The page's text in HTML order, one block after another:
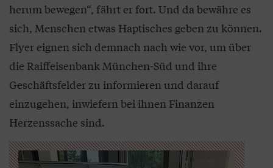
herum bewegen“, fährt er fort. Und da bewähre es
sich, Menschen etwas Haptisches geben zu können.
Flyer eignen sich demnach nach wie vor, um über
die Raiffeisenbank München-Süd und ihre
Geschäftsfelder zu informieren und darauf
einzugehen, inwiefern bei ihnen Finanzen
Herzenssache sind.